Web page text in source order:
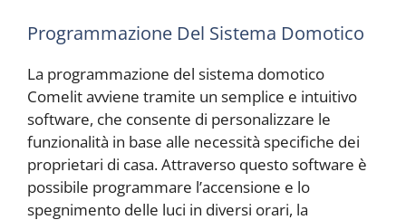
Programmazione Del Sistema Domotico
La programmazione del sistema domotico
Comelit avviene tramite un semplice e intuitivo
software, che consente di personalizzare le
funzionalità in base alle necessità specifiche dei
proprietari di casa. Attraverso questo software è
possibile programmare l’accensione e lo
spegnimento delle luci in diversi orari, la